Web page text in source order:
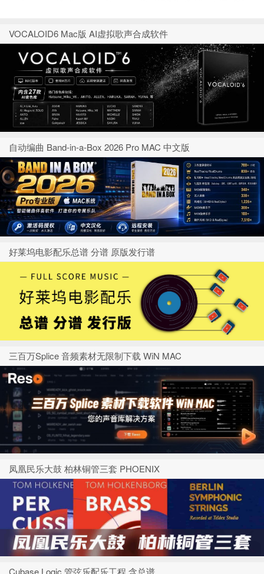
VOCALOID6 Mac版 AI虚拟歌声合成软件
自动编曲 Band-in-a-Box 2026 Pro MAC 中文版
好莱坞电影配乐总谱 分谱 原版发行谱
三百万Splice 音频素材无限制下载 WiN MAC
凤凰民乐大鼓 柏林铜管三套 PHOENIX